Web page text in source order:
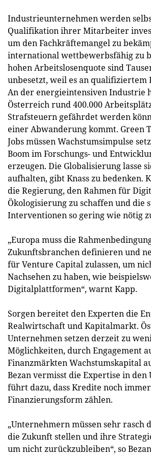
Industrieunternehmen werden
Qualifikation ihrer Mitarbeiter
um den Fachkräftemangel zu
international wettbewerbsfähig zu
hohen Arbeitslosenquote sind
unbesetzt, weil es an qualifiziertem
An der energieintensiven Industrie
Österreich rund 400.000
Strafsteuern gefährdet werden
einer Abwanderung kommt. Green
Jobs müssen Wachstumsimpulse
Boom im Forschungs- und
erzeugen. Die Globalisierung lasse
aufhalten, gibt Knass zu bedenken.
die Regierung, den Rahmen für
Ökologisierung zu schaffen und die
Interventionen so gering wie nötig
„Europa muss die
Zukunftsbranchen definieren und
für Venture Capital zulassen, um
Nachsehen zu haben, wie
Digitalplattformen“, warnt Kapp.
Sorgen bereitet den Experten die
Realwirtschaft und Kapitalmarkt.
Unternehmen setzen derzeit zu
Möglichkeiten, durch Engagement
Finanzmärkten Wachstumskapital
Bezan vermisst die Expertise in den
führt dazu, dass Kredite noch
Finanzierungsform zählen.
„Unternehmern müssen sehr rasch
die Zukunft stellen und ihre
um nicht zurückzubleiben“, so